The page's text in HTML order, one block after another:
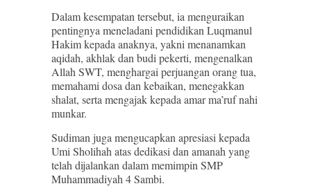
Dalam kesempatan tersebut, ia menguraikan
pentingnya meneladani pendidikan Luqmanul
Hakim kepada anaknya, yakni menanamkan
aqidah, akhlak dan budi pekerti, mengenalkan
Allah SWT, menghargai perjuangan orang tua,
memahami dosa dan kebaikan, menegakkan
shalat, serta mengajak kepada amar ma’ruf nahi
munkar.
Sudiman juga mengucapkan apresiasi kepada
Umi Sholihah atas dedikasi dan amanah yang
telah dijalankan dalam memimpin SMP
Muhammadiyah 4 Sambi.